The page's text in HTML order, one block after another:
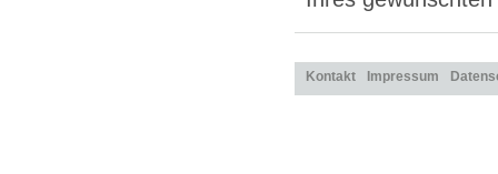
Kontakt Impressum